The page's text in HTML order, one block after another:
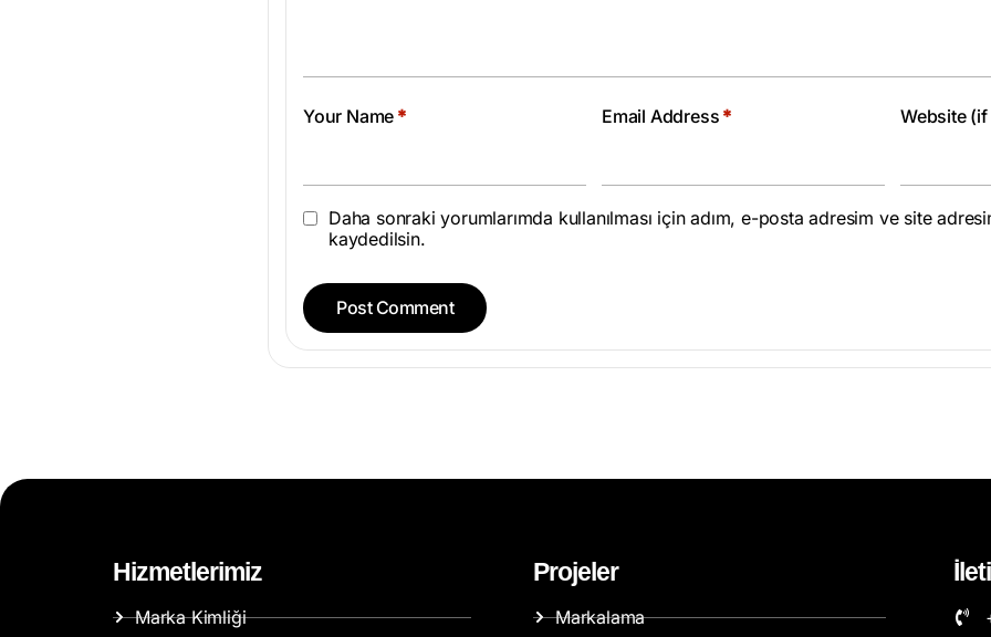
Your Name * Email Address * Website
Daha sonraki yorumlarımda kullanılması için adım, e-posta adresim ve site
kaydedilsin.
Hizmetlerimiz
Marka Kimliği
Projeler
Markalama